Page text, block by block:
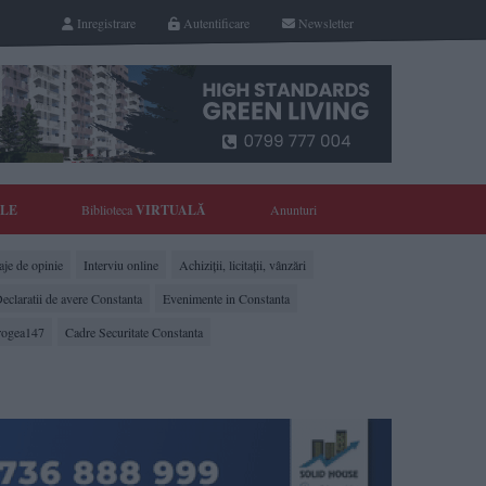
Newsletter
Autentificare
Inregistrare
BibliotecaVIRTUALĂ Anunturi
de opinie Interviu online
Achiziții, licitații, vânzări
de avere Constanta
Evenimente in Constanta
Cadre Securitate Constanta